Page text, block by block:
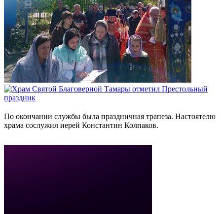
По окончании службы была праздничная трапеза. Настоятелю
храма сослужил иерей Константин Колпаков.